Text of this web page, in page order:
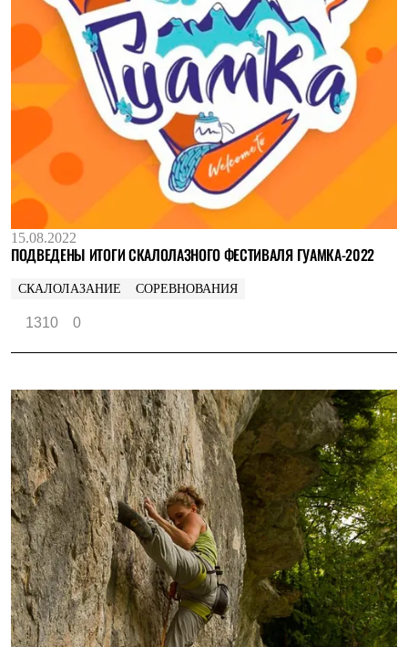
15.08.2022
ПОДВЕДЕНЫ ИТОГИ СКАЛОЛАЗНОГО ФЕСТИВАЛЯ ГУАМКА-2022
СКАЛОЛАЗАНИЕ СОРЕВНОВАНИЯ
1310 0